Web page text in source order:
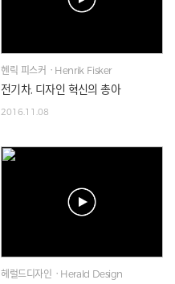
헨릭 피스커ㆍHenrik Fisker
전기차, 디자인 혁신의 총아
2016.11.08
헤럴드디자인ㆍHerald Design